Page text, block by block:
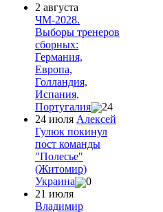
2 августа
ЧМ-2028.
Выборы тренеров
сборных:
Германия,
Европа,
Голландия,
Испания,
Португалия
24
24 июля Алексей
Гулюк покинул
пост команды
"Полесье"
(Житомир)
Украина
0
21 июля
Владимир